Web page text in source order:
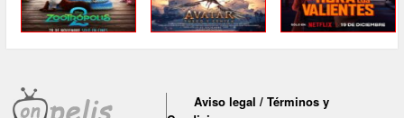
Aviso legal / Términos y